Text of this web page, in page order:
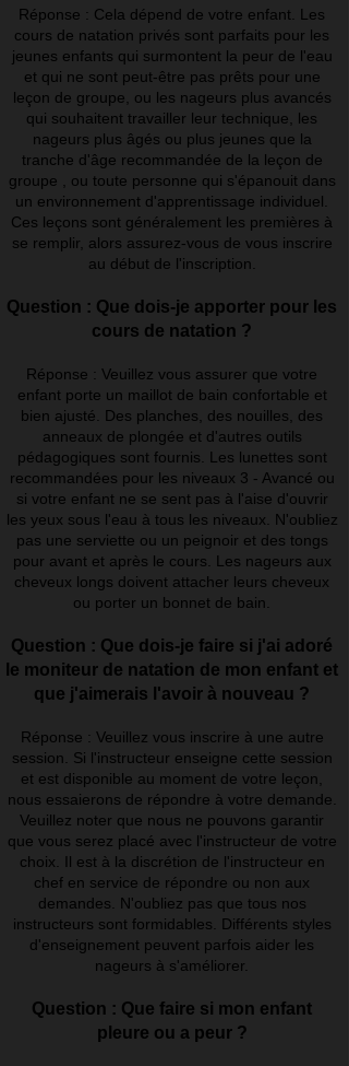
Réponse : Cela dépend de votre enfant. Les
cours de natation privés sont parfaits pour les
jeunes enfants qui surmontent la peur de l'eau
et qui ne sont peut-être pas prêts pour une
leçon de groupe, ou les nageurs plus avancés
qui souhaitent travailler leur technique, les
nageurs plus âgés ou plus jeunes que la
tranche d'âge recommandée de la leçon de
groupe , ou toute personne qui s'épanouit dans
un environnement d'apprentissage individuel.
Ces leçons sont généralement les premières à
se remplir, alors assurez-vous de vous inscrire
au début de l'inscription.
Question : Que dois-je apporter pour les
cours de natation ?
Réponse : Veuillez vous assurer que votre
enfant porte un maillot de bain confortable et
bien ajusté. Des planches, des nouilles, des
anneaux de plongée et d'autres outils
pédagogiques sont fournis. Les lunettes sont
recommandées pour les niveaux 3 - Avancé ou
si votre enfant ne se sent pas à l'aise d'ouvrir
les yeux sous l'eau à tous les niveaux. N'oubliez
pas une serviette ou un peignoir et des tongs
pour avant et après le cours. Les nageurs aux
cheveux longs doivent attacher leurs cheveux
ou porter un bonnet de bain.
Question : Que dois-je faire si j'ai adoré
le moniteur de natation de mon enfant et
que j'aimerais l'avoir à nouveau ?
Réponse : Veuillez vous inscrire à une autre
session. Si l'instructeur enseigne cette session
et est disponible au moment de votre leçon,
nous essaierons de répondre à votre demande.
Veuillez noter que nous ne pouvons garantir
que vous serez placé avec l'instructeur de votre
choix. Il est à la discrétion de l'instructeur en
chef en service de répondre ou non aux
demandes. N'oubliez pas que tous nos
instructeurs sont formidables. Différents styles
d'enseignement peuvent parfois aider les
nageurs à s'améliorer.
Question : Que faire si mon enfant
pleure ou a peur ?